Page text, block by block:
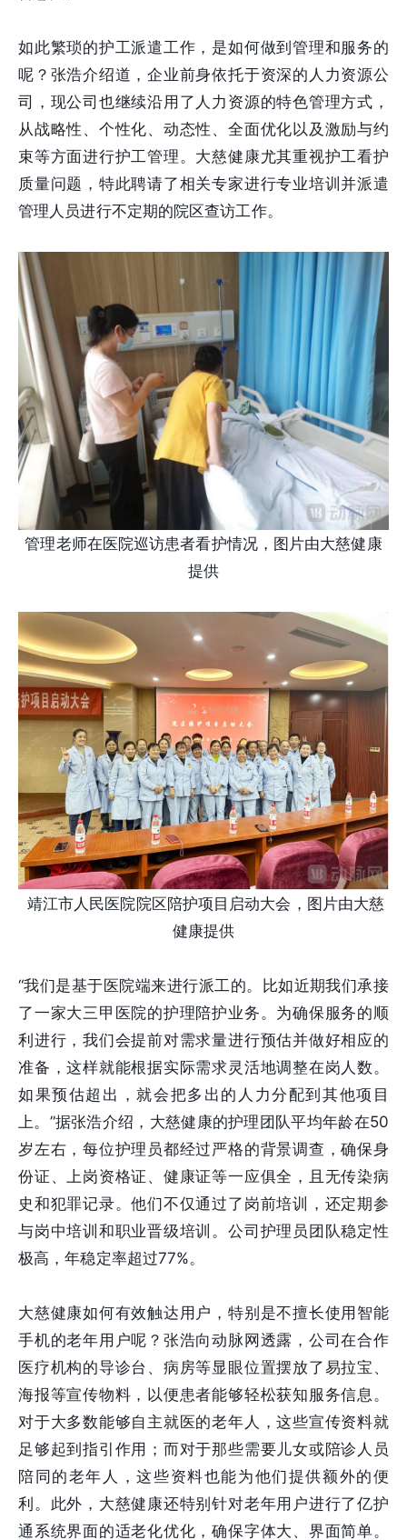
如此繁琐的护工派遣工作，是如何做到管理和服务的
呢？张浩介绍道，企业前身依托于资深的人力资源公
司，现公司也继续沿用了人力资源的特色管理方式，
从战略性、个性化、动态性、全面优化以及激励与约
束等方面进行护工管理。大慈健康尤其重视护工看护
质量问题，特此聘请了相关专家进行专业培训并派遣
管理人员进行不定期的院区查访工作。
管理老师在医院巡访患者看护情况，图片由大慈健康
提供
靖江市人民医院院区陪护项目启动大会 ，图片由大慈
健康提供
“我们是基于医院端来进行派工的。比如近期我们承接
了一家大三甲医院的护理陪护业务。为确保服务的顺
利进行，我们会提前对需求量进行预估并做好相应的
准备，这样就能根据实际需求灵活地调整在岗人数。
如果预估超出，就会把多出的人力分配到其他项目
上。”据张浩介绍，大慈健康的护理团队平均年龄在50
岁左右，每位护理员都经过严格的背景调查，确保身
份证、上岗资格证、健康证等一应俱全，且无传染病
史和犯罪记录。他们不仅通过了岗前培训，还定期参
与岗中培训和职业晋级培训。公司护理员团队稳定性
极高，年稳定率超过77%。
大慈健康如何有效触达用户，特别是不擅长使用智能
手机的老年用户呢？张浩向动脉网透露，公司在合作
医疗机构的导诊台、病房等显眼位置摆放了易拉宝、
海报等宣传物料，以便患者能够轻松获知服务信息。
对于大多数能够自主就医的老年人，这些宣传资料就
足够起到指引作用；而对于那些需要儿女或陪诊人员
陪同的老年人，这些资料也能为他们提供额外的便
利。此外，大慈健康还特别针对老年用户进行了亿护
通系统界面的适老化优化，确保字体大、界面简单。